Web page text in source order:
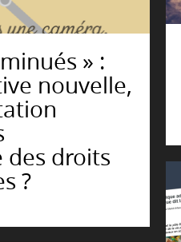
» :
nouvelle,
des droits
?